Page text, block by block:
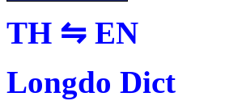
TH ⇋ EN
Longdo Dict